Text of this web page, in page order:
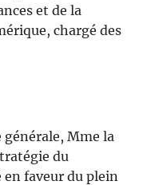
et de la
chargé des
Mme la
du
faveur du plein